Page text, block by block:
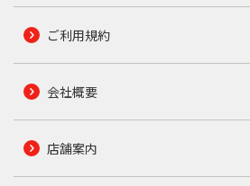
ご利用規約
会社概要
店舗案内